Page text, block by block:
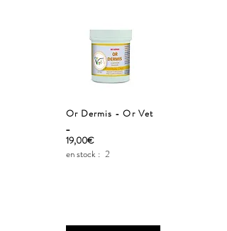
Or Dermis - Or Vet
_
19,00€
en stock : 2